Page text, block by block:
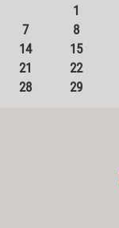
1
7
8
14
15
21
22
28
29